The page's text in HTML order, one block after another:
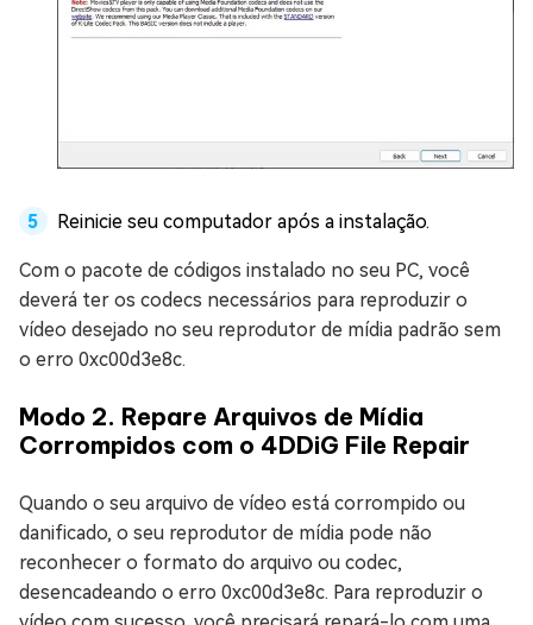
Reinicie seu computador após a instalação.
Com o pacote de códigos instalado no seu PC, você
deverá ter os codecs necessários para reproduzir o
vídeo desejado no seu reprodutor de mídia padrão sem
o erro 0xc00d3e8c.
Modo 2. Repare Arquivos de Mídia
Corrompidos com o 4DDiG File Repair
Quando o seu arquivo de vídeo está corrompido ou
danificado, o seu reprodutor de mídia pode não
reconhecer o formato do arquivo ou codec,
desencadeando o erro 0xc00d3e8c. Para reproduzir o